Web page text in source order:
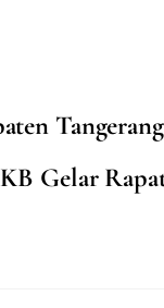
Gelar